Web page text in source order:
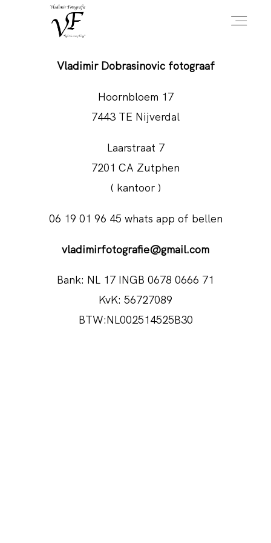
Vladimir Dobrasinovic fotograaf
Hoornbloem 17
7443 TE Nijverdal
Laarstraat 7
7201 CA Zutphen
( kantoor )
06 19 01 96 45 whats app of bellen
vladimirfotografie@gmail.com
Bank: NL 17 INGB 0678 0666 71
KvK: 56727089
BTW:NL002514525B30
HOME
PORTFOLIO
INFO
OVER MIJ